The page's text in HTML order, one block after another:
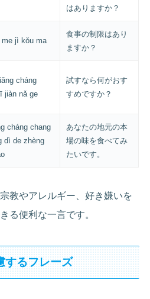
はありますか？
me jì kǒu ma
食事の制限はあり
ますか？
cháng
jiàn nǎ ge
試すなら何がおす
すめですか？
cháng chang
dì de zhèng
あなたの地元の本
場の味を食べてみ
たいです。
教やアレルギー、好き嫌いを
る便利な一言です。
するフレーズ